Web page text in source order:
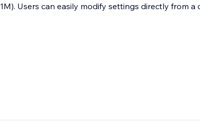
1M). Users can easily modify settings directly from